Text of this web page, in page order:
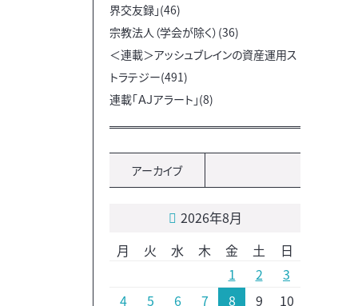
界交友録」(46)
宗教法人（学会が除く）(36)
＜連載＞アッシュブレインの資産運用ス
トラテジー(491)
連載「ＡＪアラート」(8)
アーカイブ
2026年8月
月
火 水 木 金 土
日
1
2
3
4
5 6 7 8 9 10